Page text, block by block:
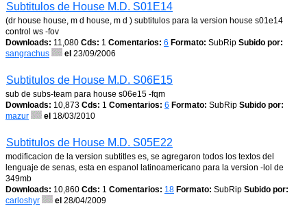
Subtitulos de House M.D. S01E14
(dr house house, m d house, m d ) subtitulos para la version house s01e14
control ws -fov
Downloads: 11,080 Cds: 1 Comentarios: 6 Formato: SubRip Subido por:
sangrachus
el 23/09/2006
Subtitulos de House M.D. S06E15
sub de subs-team para house s06e15 -fqm
Downloads: 10,873 Cds: 1 Comentarios: 6 Formato: SubRip Subido por:
mazur
el 18/03/2010
Subtitulos de House M.D. S05E22
modificacion de la version subtitles es, se agregaron todos los textos del
lenguaje de senas, esta en espanol latinoamericano para la version -lol de
349mb
Downloads: 10,860 Cds: 1 Comentarios: 18 Formato: SubRip Subido por:
carloshyr
el 28/04/2009